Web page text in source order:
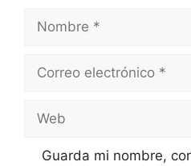
electrónico
Guarda mi nombre,